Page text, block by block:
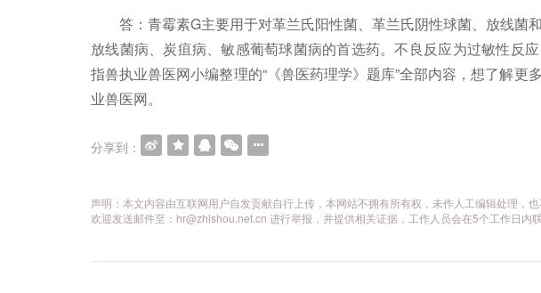
答：青霉素G主要用于对革兰氏阳性菌、革兰氏阴性球菌、放线菌和
放线菌病、炭疽病、敏感葡萄球菌病的首选药。不良反应为过敏性反
指兽执业兽医网小编整理的“《兽医药理学》题库”全部内容，想了解更
业兽医网。
分享到：
声明：本文内容由互联网用户自发贡献自行上传，本网站不拥有所有权，未作人工编辑处理，
欢迎发送邮件至：hr@zhishou.net.cn 进行举报，并提供相关证据，工作人员会在5个工作日内